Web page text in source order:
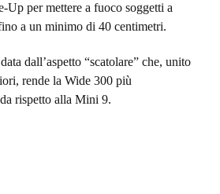
Up per mettere a fuoco soggetti a
a un minimo di 40 centimetri.
dall’aspetto “scatolare” che, unito
rende la Wide 300 più
rispetto alla Mini 9.